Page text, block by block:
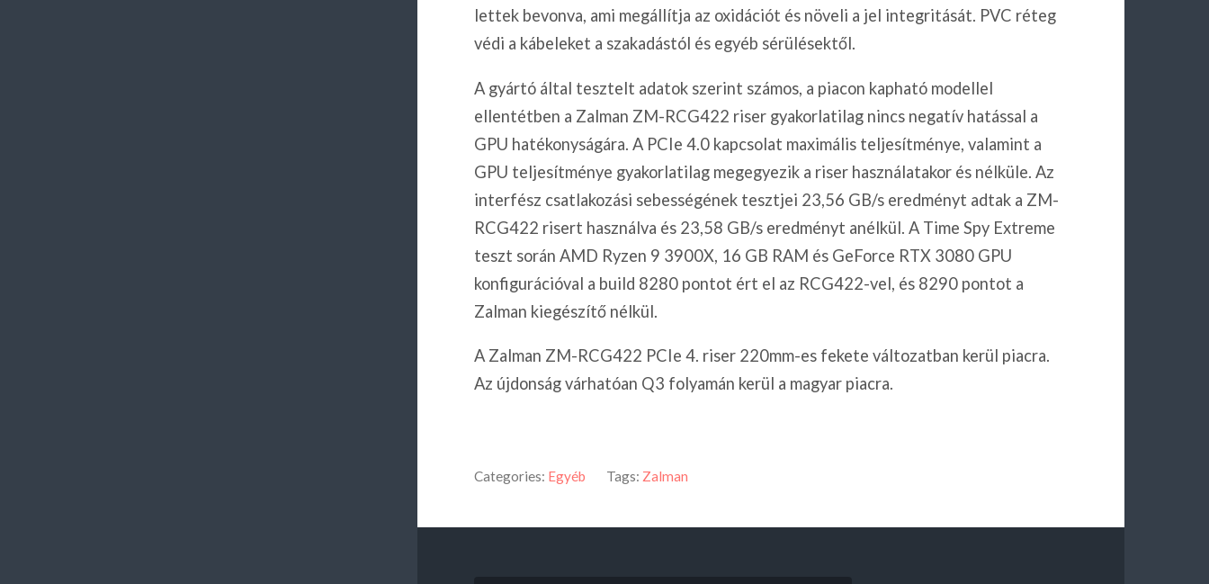
lettek bevonva, ami megállítja az oxidációt és növeli a jel integritását. PVC réteg
védi a kábeleket a szakadástól és egyéb sérülésektől.
A gyártó által tesztelt adatok szerint számos, a piacon kapható modellel
ellentétben a Zalman ZM-RCG422 riser gyakorlatilag nincs negatív hatással a
GPU hatékonyságára. A PCIe 4.0 kapcsolat maximális teljesítménye, valamint a
GPU teljesítménye gyakorlatilag megegyezik a riser használatakor és nélküle. Az
interfész csatlakozási sebességének tesztjei 23,56 GB/s eredményt adtak a ZM-
RCG422 risert használva és 23,58 GB/s eredményt anélkül. A Time Spy Extreme
teszt során AMD Ryzen 9 3900X, 16 GB RAM és GeForce RTX 3080 GPU
konfigurációval a build 8280 pontot ért el az RCG422-vel, és 8290 pontot a
Zalman kiegészítő nélkül.
A Zalman ZM-RCG422 PCIe 4. riser 220mm-es fekete változatban kerül piacra.
Az újdonság várhatóan Q3 folyamán kerül a magyar piacra.
Categories: Egyéb Tags: Zalman